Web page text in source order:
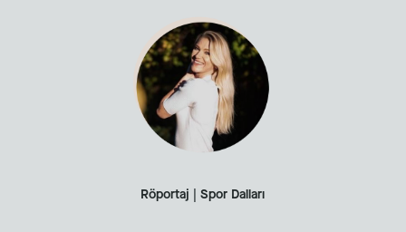
Röportaj | Spor Dalları